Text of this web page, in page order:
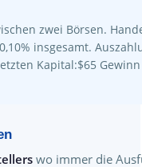
zwei Börsen.
insgesamt.
Kapital:$65
wo immer die